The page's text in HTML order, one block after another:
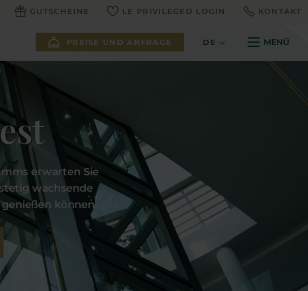
GUTSCHEINE LE PRIVILEGED LOGIN KONTAKT
PREISE UND ANFRAGE DE MENÜ
erwarten Sie
wachsende
können.